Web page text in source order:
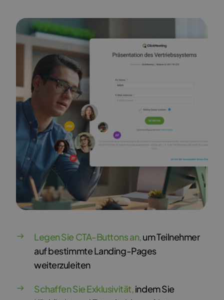
Legen Sie CTA-Buttons an,um Teilnehmer
auf bestimmte Landing-Pages
weiterzuleiten
Schaffen Sie Exklusivität,indem Sie